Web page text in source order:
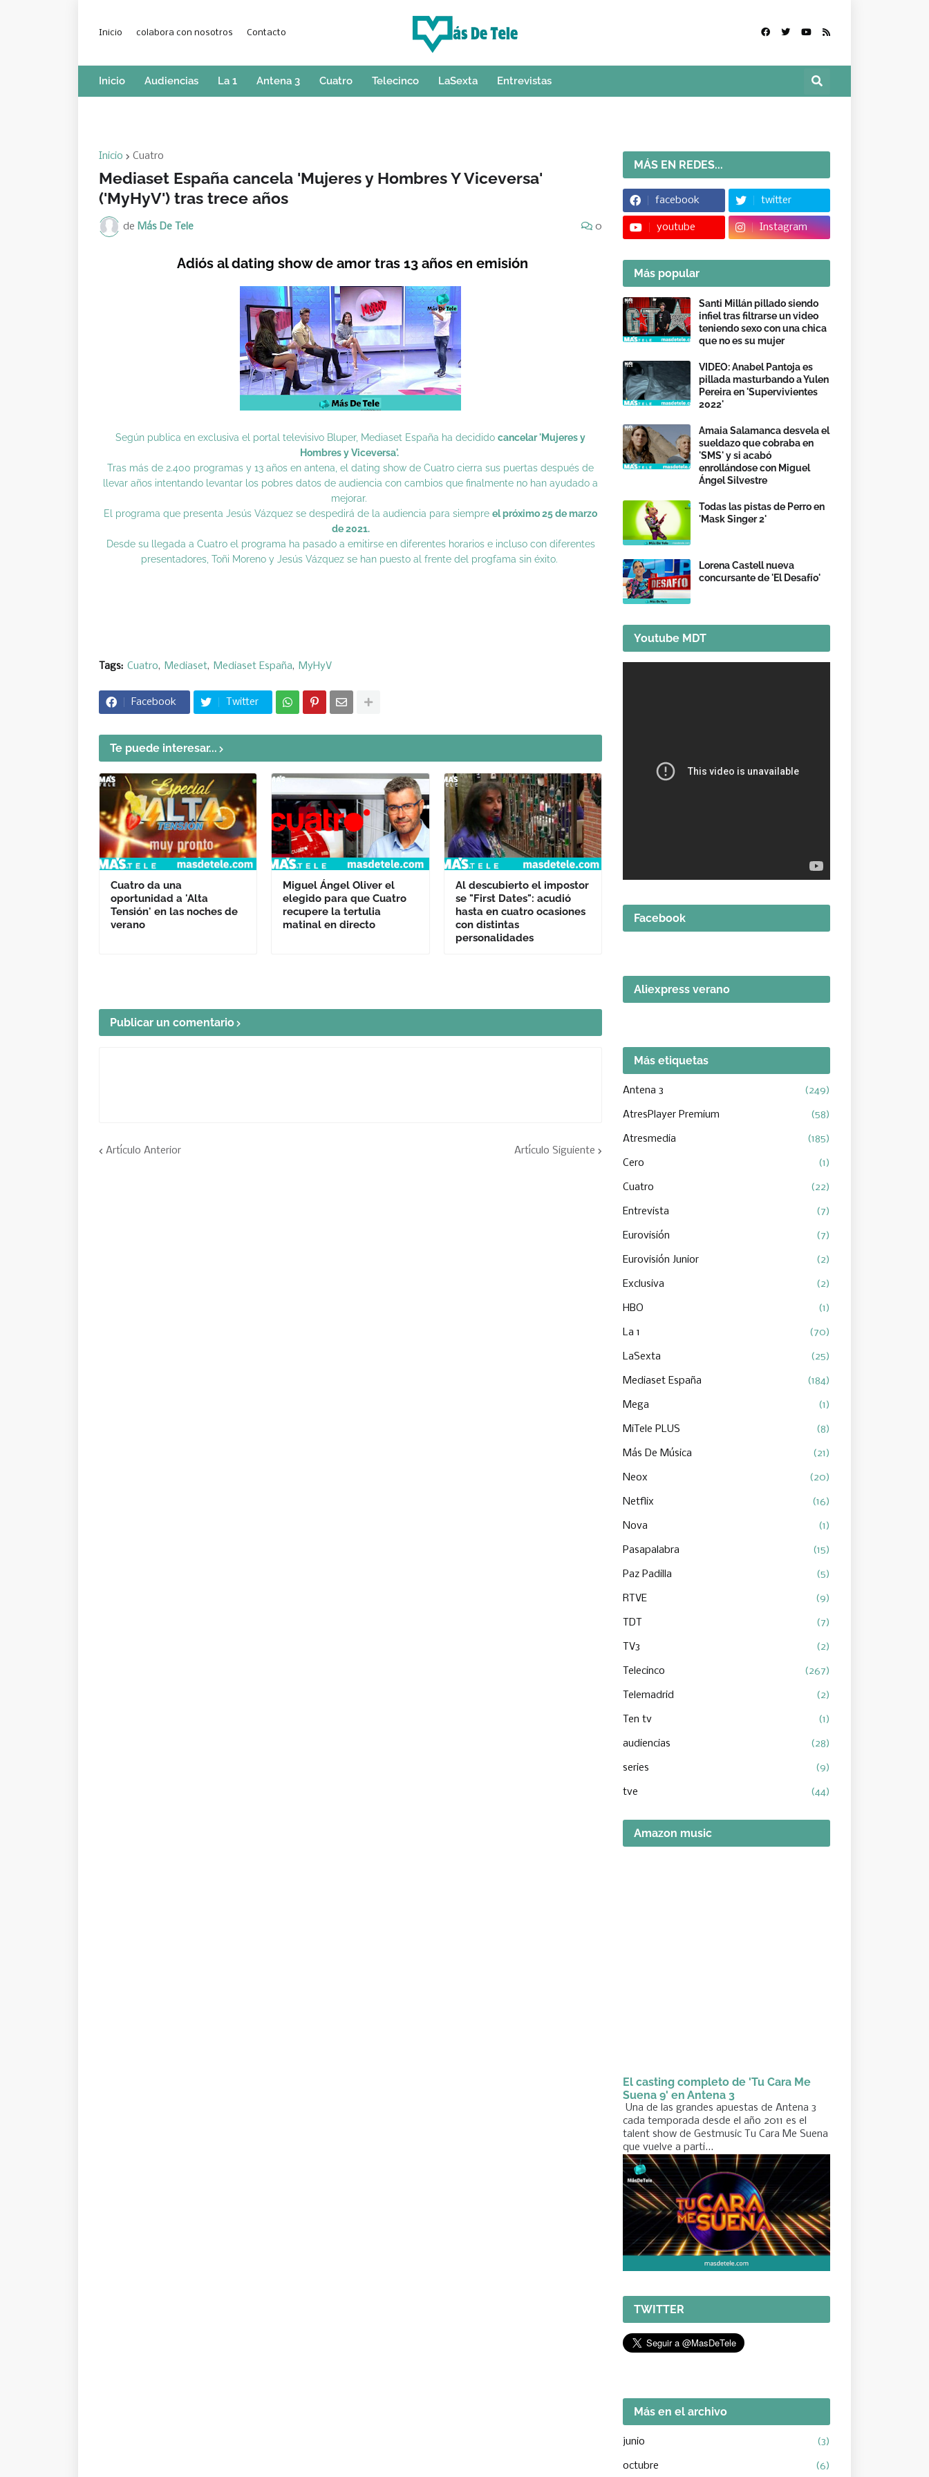
Inicio colabora con nosotros Contacto
Inicio Audiencias La 1 Antena 3 Cuatro Telecinco LaSexta Entrevistas
Inicio Cuatro
Mediaset España cancela 'Mujeres y Hombres Y Viceversa'
('MyHyV') tras trece años
de Más De Tele 0
Adiós al dating show de amor tras 13 años en emisión
Según publica en exclusiva el portal televisivo Bluper, Mediaset España ha decidido cancelar 'Mujeres y
Hombres y Viceversa'.
Tras más de 2.400 programas y 13 años en antena, el dating show de Cuatro cierra sus puertas después de
llevar años intentando levantar los pobres datos de audiencia con cambios que finalmente no han ayudado a
mejorar.
El programa que presenta Jesús Vázquez se despedirá de la audiencia para siempre el próximo 25 de marzo
de 2021.
Desde su llegada a Cuatro el programa ha pasado a emitirse en diferentes horarios e incluso con diferentes
presentadores, Toñi Moreno y Jesús Vázquez se han puesto al frente del progfama sin éxito.
Tags: Cuatro Mediaset Mediaset España MyHyV
Facebook Twitter
Te puede interesar...
Cuatro da una
oportunidad a 'Alta
Tensión' en las noches de
verano
Miguel Ángel Oliver el
elegido para que Cuatro
recupere la tertulia
matinal en directo
Al descubierto el impostor
se "First Dates": acudió
hasta en cuatro ocasiones
con distintas
personalidades
Publicar un comentario
Artículo Anterior Artículo Siguiente
MÁS EN REDES...
facebook twitter
youtube Instagram
Más popular
Santi Millán pillado siendo
infiel tras filtrarse un video
teniendo sexo con una chica
que no es su mujer
VIDEO: Anabel Pantoja es
pillada masturbando a Yulen
Pereira en 'Supervivientes
2022'
Amaia Salamanca desvela el
sueldazo que cobraba en
'SMS' y si acabó
enrollándose con Miguel
Ángel Silvestre
Todas las pistas de Perro en
'Mask Singer 2'
Lorena Castell nueva
concursante de 'El Desafío'
Youtube MDT
Facebook
Aliexpress verano
Más etiquetas
Antena 3 (249)
AtresPlayer Premium (58)
Atresmedia (185)
Cero (1)
Cuatro (22)
Entrevista (7)
Eurovisión (7)
Eurovisión Junior (2)
Exclusiva (2)
HBO (1)
La 1 (70)
LaSexta (25)
Mediaset España (184)
Mega (1)
MiTele PLUS (8)
Más De Música (21)
Neox (20)
Netflix (16)
Nova (1)
Pasapalabra (15)
Paz Padilla (5)
RTVE (9)
TDT (7)
TV3 (2)
Telecinco (267)
Telemadrid (2)
Ten tv (1)
audiencias (28)
series (9)
tve (44)
Amazon music
El casting completo de 'Tu Cara Me
Suena 9' en Antena 3
Una de las grandes apuestas de Antena 3
cada temporada desde el año 2011 es el
talent show de Gestmusic Tu Cara Me Suena
que vuelve a parti...
TWITTER
Más en el archivo
junio (3)
octubre (6)